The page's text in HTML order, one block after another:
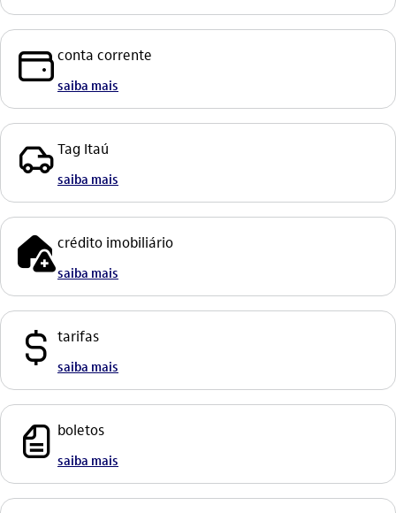
conta_corrente_outlineconta corrente
saiba mais
veiculo_outlineTag Itaú
saiba mais
credito_imobiliario _outlinecrédito imobiliário
saiba mais
cifrao tarifas
saiba mais
fatura_outline boletos
saiba mais